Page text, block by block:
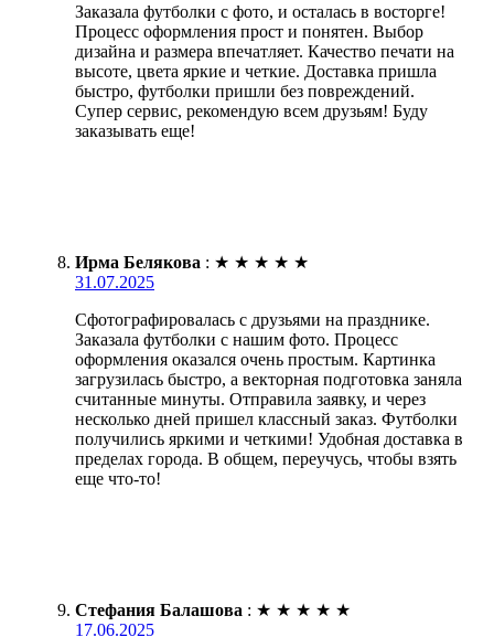
Заказала футболки с фото, и осталась в восторге!
Процесс оформления прост и понятен. Выбор
дизайна и размера впечатляет. Качество печати на
высоте, цвета яркие и четкие. Доставка пришла
быстро, футболки пришли без повреждений.
Супер сервис, рекомендую всем друзьям! Буду
заказывать еще!
Ирма Белякова : ★ ★ ★ ★ ★
31.07.2025
Сфотографировалась с друзьями на празднике.
Заказала футболки с нашим фото. Процесс
оформления оказался очень простым. Картинка
загрузилась быстро, а векторная подготовка заняла
считанные минуты. Отправила заявку, и через
несколько дней пришел классный заказ. Футболки
получились яркими и четкими! Удобная доставка в
пределах города. В общем, переучусь, чтобы взять
еще что-то!
Стефания Балашова : ★ ★ ★ ★ ★
17.06.2025